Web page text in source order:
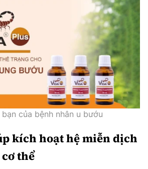
của bệnh nhân u bướu
kích hoạt hệ miễn dịch
thể